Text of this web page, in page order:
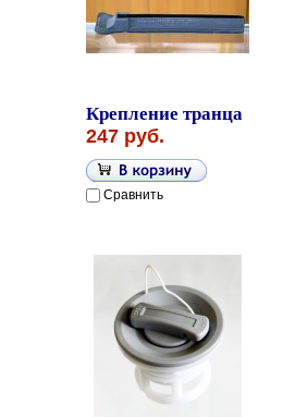
Крепление транца
247 руб.
Сравнить